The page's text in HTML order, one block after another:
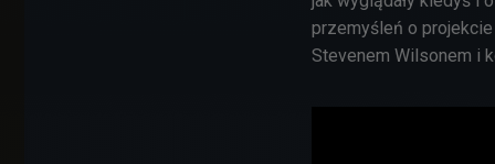
przemyśleń o projekcie
Stevenem Wilsonem i